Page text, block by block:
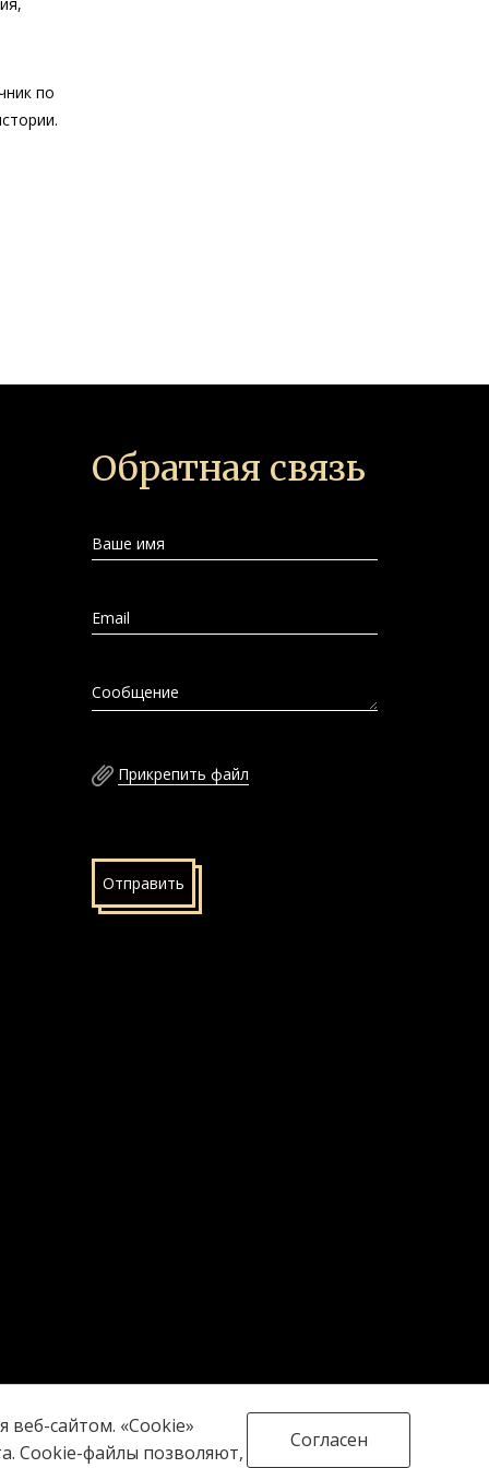
по
Обратная связь
Ваше имя
Email
Сообщение
Прикрепить файл
Отправить
сайтом. «Cookie»
Cookie-файлы позволяют,
Согласен